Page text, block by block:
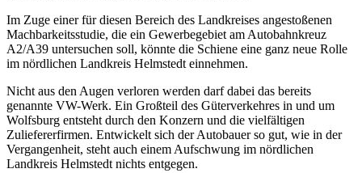
Im Zuge einer für diesen Bereich des Landkreises angestoßenen
Machbarkeitsstudie, die ein Gewerbegebiet am Autobahnkreuz
A2/A39 untersuchen soll, könnte die Schiene eine ganz neue Rolle
im nördlichen Landkreis Helmstedt einnehmen.
Nicht aus den Augen verloren werden darf dabei das bereits
genannte VW-Werk. Ein Großteil des Güterverkehres in und um
Wolfsburg entsteht durch den Konzern und die vielfältigen
Zuliefererfirmen. Entwickelt sich der Autobauer so gut, wie in der
Vergangenheit, steht auch einem Aufschwung im nördlichen
Landkreis Helmstedt nichts entgegen.